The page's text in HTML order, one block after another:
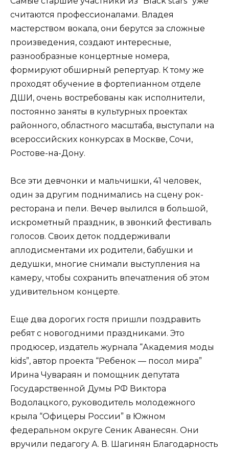
считаются профессионалами. Владея
мастерством вокала, они берутся за сложные
произведения, создают интересные,
разнообразные концертные номера,
формируют обширный репертуар. К тому же
проходят обучение в фортепианном отделе
ДШИ, очень востребованы как исполнители,
постоянно заняты в культурных проектах
районного, областного масштаба, выступали на
всероссийских конкурсах в Москве, Сочи,
Ростове-на-Дону.
Все эти девчонки и мальчишки, 41 человек,
один за другим поднимались на сцену рок-
ресторана и пели. Вечер вылился в большой,
искрометный праздник, в звонкий фестиваль
голосов. Своих деток поддерживали
аплодисментами их родители, бабушки и
дедушки, многие снимали выступления на
камеру, чтобы сохранить впечатления об этом
удивительном концерте.
Еще два дорогих гостя пришли поздравить
ребят с новогодними праздниками. Это
продюсер, издатель журнала “Академия моды
kids”, автор проекта “Ребенок — посол мира”
Ирина Чувараян и помощник депутата
Государственной Думы РФ Виктора
Водолацкого, руководитель молодежного
крыла “Офицеры России” в Южном
федеральном округе Сеник Аванесян. Они
вручили педагогу А. В. Шагинян Благодарность